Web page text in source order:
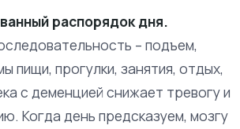
распорядок дня.
– подъем,
пищи, прогулки, занятия, отдых,
с деменцией снижает тревогу и
Когда день предсказуем, мозгу